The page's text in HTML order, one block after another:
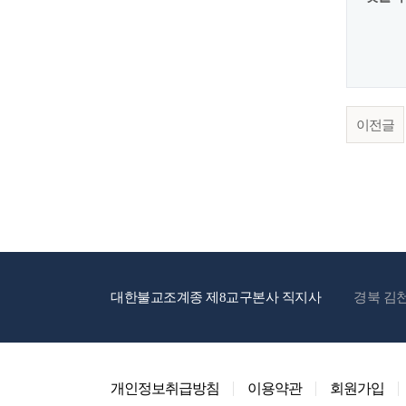
이전글
대한불교조계종 제8교구본사 직지사 경북 김
개인정보취급방침 이용약관 회원가입